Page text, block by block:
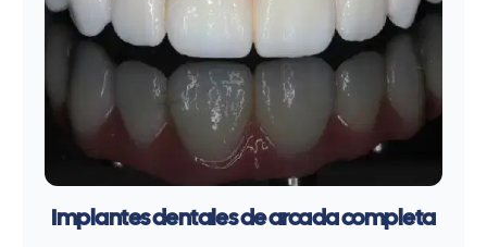
Implantes dentales de arcada completa